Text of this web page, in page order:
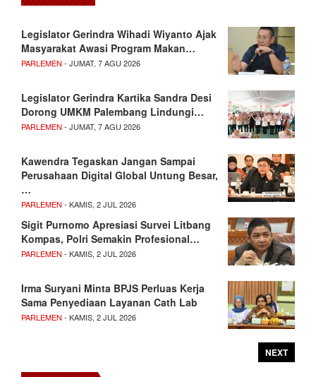
Legislator Gerindra Wihadi Wiyanto Ajak
Masyarakat Awasi Program Makan…
PARLEMEN - JUMAT, 7 AGU 2026
Legislator Gerindra Kartika Sandra Desi
Dorong UMKM Palembang Lindungi…
PARLEMEN - JUMAT, 7 AGU 2026
Kawendra Tegaskan Jangan Sampai
Perusahaan Digital Global Untung Besar,
…
PARLEMEN - KAMIS, 2 JUL 2026
Sigit Purnomo Apresiasi Survei Litbang
Kompas, Polri Semakin Profesional…
PARLEMEN - KAMIS, 2 JUL 2026
Irma Suryani Minta BPJS Perluas Kerja
Sama Penyediaan Layanan Cath Lab
PARLEMEN - KAMIS, 2 JUL 2026
NEXT